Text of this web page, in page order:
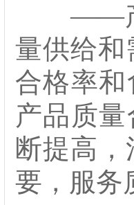
——产
量供给和
合格率
产品质
断提高
要，服务